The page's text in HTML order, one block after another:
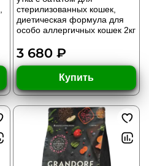
стерилизованных кошек,
диетическая формула для
особо аллергичных кошек 2кг
3 680 ₽
Купить